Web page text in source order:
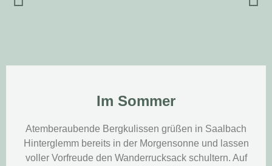
Im Sommer
Atemberaubende Bergkulissen grüßen in Saalbach
Hinterglemm bereits in der Morgensonne und lassen
voller Vorfreude den Wanderrucksack schultern. Auf